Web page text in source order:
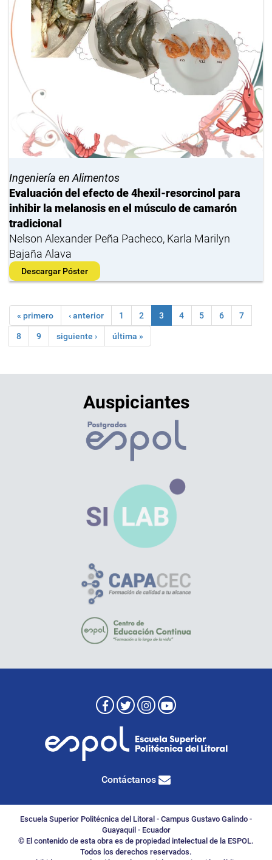
Ingeniería en Alimentos
Evaluación del efecto de 4hexil-resorcinol para
inhibir la melanosis en el músculo de camarón
tradicional
Nelson Alexander Peña Pacheco, Karla Marilyn
Bajaña Alava
Descargar Póster
« primero ‹ anterior 1 2 3 4 5 6 7
8 9 siguiente › última »
Auspiciantes
Contáctanos
Escuela Superior Politécnica del Litoral - Campus Gustavo Galindo -
Guayaquil - Ecuador
© El contenido de esta obra es de propiedad intelectual de la ESPOL.
Todos los derechos reservados.